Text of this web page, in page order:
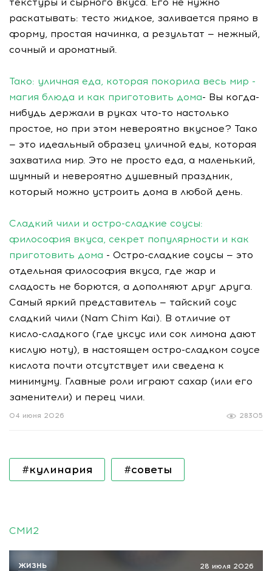
раскатывать: тесто жидкое, заливается прямо в
форму, простая начинка, а результат — нежный,
сочный и ароматный.
Тако: уличная еда, которая покорила весь мир -
магия блюда и как приготовить дома- Вы когда-
нибудь держали в руках что-то настолько
простое, но при этом невероятно вкусное? Тако
— это идеальный образец уличной еды, которая
захватила мир. Это не просто еда, а маленький,
шумный и невероятно душевный праздник,
который можно устроить дома в любой день.
Сладкий чили и остро-сладкие соусы:
философия вкуса, секрет популярности и как
приготовить дома - Остро-сладкие соусы — это
отдельная философия вкуса, где жар и
сладость не борются, а дополняют друг друга.
Самый яркий представитель — тайский соус
сладкий чили (Nam Chim Kai). В отличие от
кисло-сладкого (где уксус или сок лимона дают
кислую ноту), в настоящем остро-сладком соусе
кислота почти отсутствует или сведена к
минимуму. Главные роли играют сахар (или его
заменители) и перец чили.
28305
04 июня 2026
#кулинария #советы
СМИ2
28 июля 2026
ЖИЗНЬ